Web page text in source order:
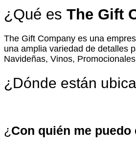
¿Qué es The Gift
The Gift Company es una
una amplia variedad de detalles
Navideñas, Vinos,
¿Dónde están
¿ Con quién me